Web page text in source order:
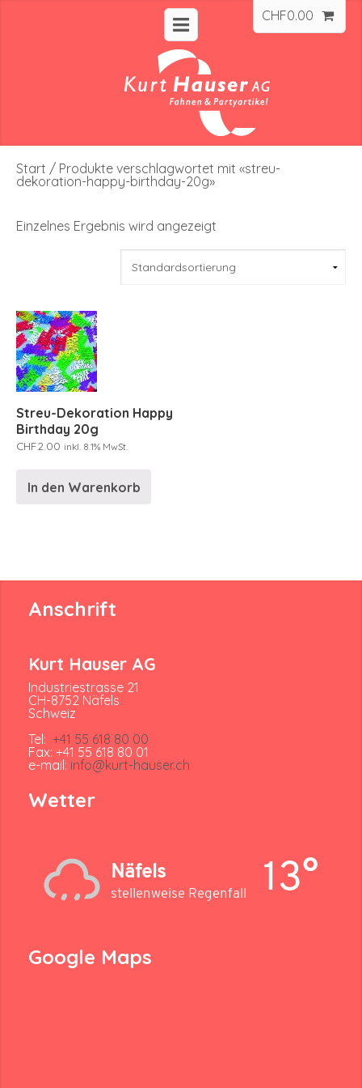
CHF0.00
Start / Produkte verschlagwortet mit «streu-
dekoration-happy-birthday-20g»
Einzelnes Ergebnis wird angezeigt
Streu-Dekoration Happy
Birthday 20g
CHF2.00 inkl. 8.1% MwSt.
In den Warenkorb
Anschrift
Kurt Hauser AG
Industriestrasse 21
CH-8752 Näfels
Schweiz
Tel: +41 55 618 80 00
Fax: +41 55 618 80 01
e-mail: info@kurt-hauser.ch
Wetter
Näfels
stellenweise Regenfall 13°
Google Maps